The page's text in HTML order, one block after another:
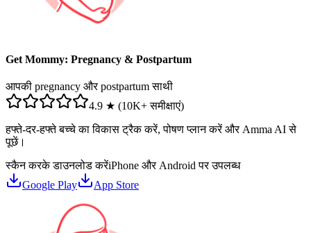
Get Mommy: Pregnancy & Postpartum
आपकी pregnancy और postpartum साथी
4.9 ★ (10K+ समीक्षाएं)
हफ्ते-दर-हफ्ते बच्चे का विकास ट्रैक करें, पोषण प्लान करें और Amma AI से
पूछें।
स्कैन करके डाउनलोड करेंiPhone और Android पर उपलब्ध
Google Play
App Store